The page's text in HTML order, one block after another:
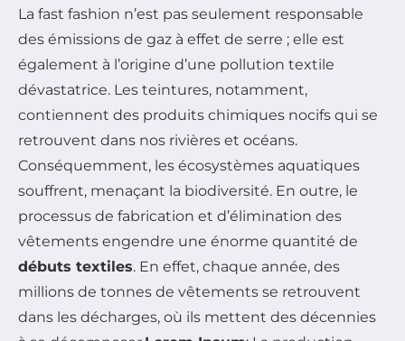
La fast fashion n’est pas seulement responsable
des émissions de gaz à effet de serre ; elle est
également à l’origine d’une pollution textile
dévastatrice. Les teintures, notamment,
contiennent des produits chimiques nocifs qui se
retrouvent dans nos rivières et océans.
Conséquemment, les écosystèmes aquatiques
souffrent, menaçant la biodiversité. En outre, le
processus de fabrication et d’élimination des
vêtements engendre une énorme quantité de
débuts textiles. En effet, chaque année, des
millions de tonnes de vêtements se retrouvent
dans les décharges, où ils mettent des décennies